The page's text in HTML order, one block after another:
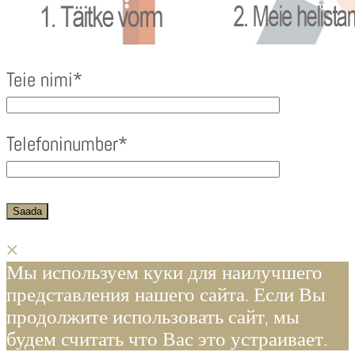
Teie nimi*
Telefoninumber*
×
Мы используем куки для наилучшего
представления нашего сайта. Если Вы
продолжите использовать сайт, мы
будем считать что Вас это устраивает.